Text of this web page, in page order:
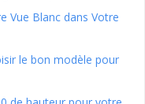
Vue Blanc dans Votre
le bon modèle pour